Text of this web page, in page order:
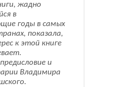
жадно
в
годы в самых
показала,
к этой книге
и
Владимира